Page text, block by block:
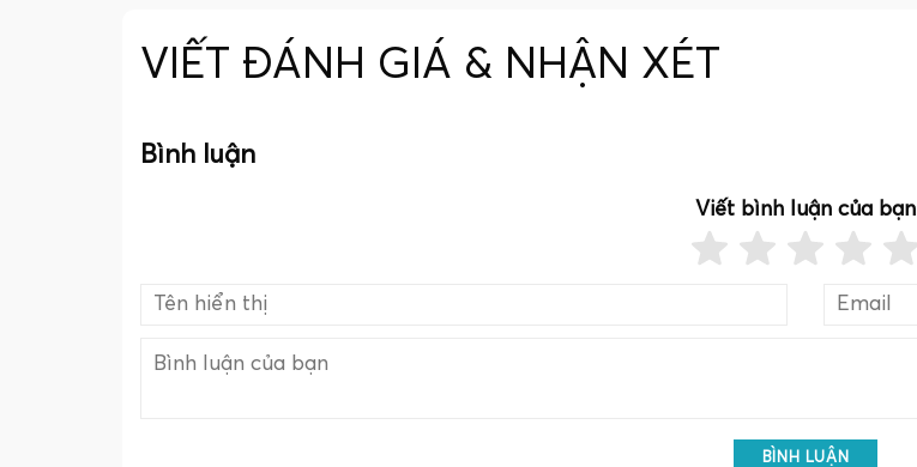
VIẾT ĐÁNH GIÁ & NHẬN XÉT
Bình luận
Viết bình luận của bạn
BÌNH LUẬN